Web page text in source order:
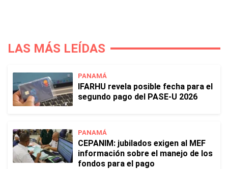
LAS MÁS LEÍDAS
PANAMÁ
IFARHU revela posible fecha para el
segundo pago del PASE-U 2026
PANAMÁ
CEPANIM: jubilados exigen al MEF
información sobre el manejo de los
fondos para el pago